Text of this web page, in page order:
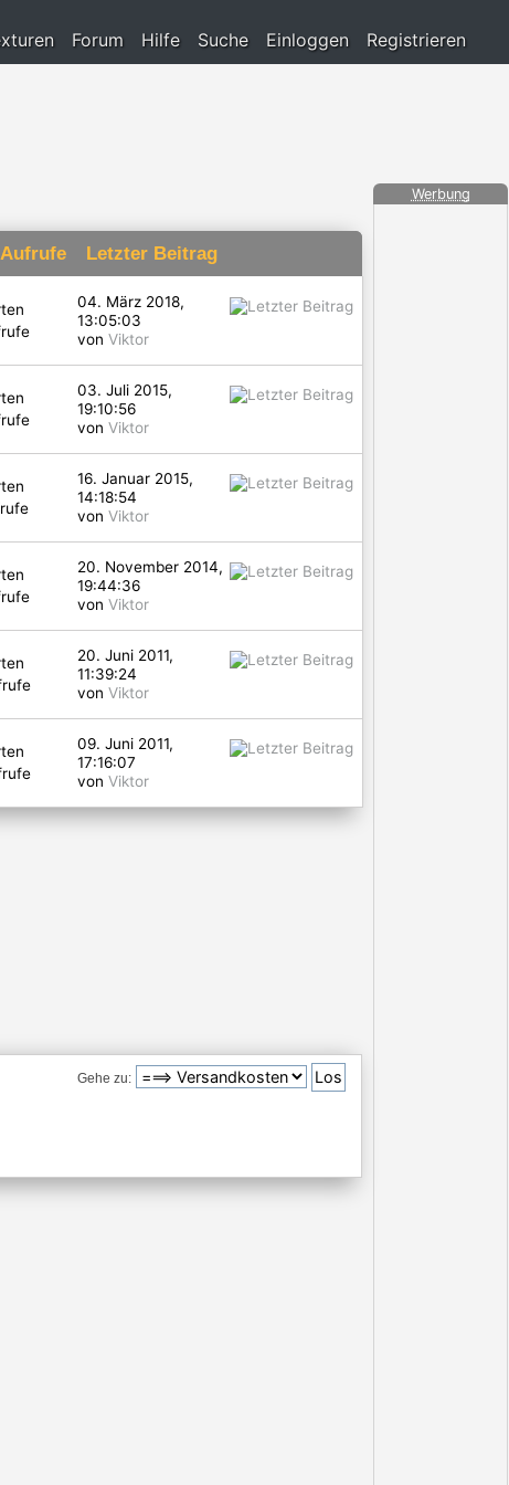
Forum Hilfe Suche Einloggen Registrieren
Aufrufe Letzter Beitrag
04. März 2018,
13:05:03
von Viktor
03. Juli 2015,
19:10:56
von Viktor
16. Januar 2015,
14:18:54
von Viktor
20. November 2014,
19:44:36
von Viktor
20. Juni 2011,
11:39:24
von Viktor
09. Juni 2011,
17:16:07
von Viktor
Gehe zu:
Werbung